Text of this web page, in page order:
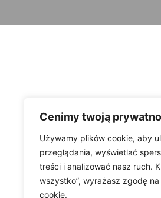
Cenimy twoją
Używamy plików cookie, aby
przeglądania, wyświetlać
treści i analizować nasz ruch.
wszystko”, wyrażasz zgodę
cookie.